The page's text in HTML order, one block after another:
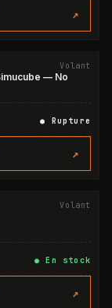
↗
Volant
— No
● Rupture
↗
Volant
●En stock
↗